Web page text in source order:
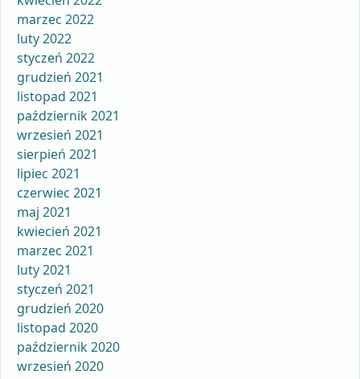
marzec 2022
luty 2022
styczeń 2022
grudzień 2021
listopad 2021
październik 2021
wrzesień 2021
sierpień 2021
lipiec 2021
czerwiec 2021
maj 2021
kwiecień 2021
marzec 2021
luty 2021
styczeń 2021
grudzień 2020
listopad 2020
październik 2020
wrzesień 2020